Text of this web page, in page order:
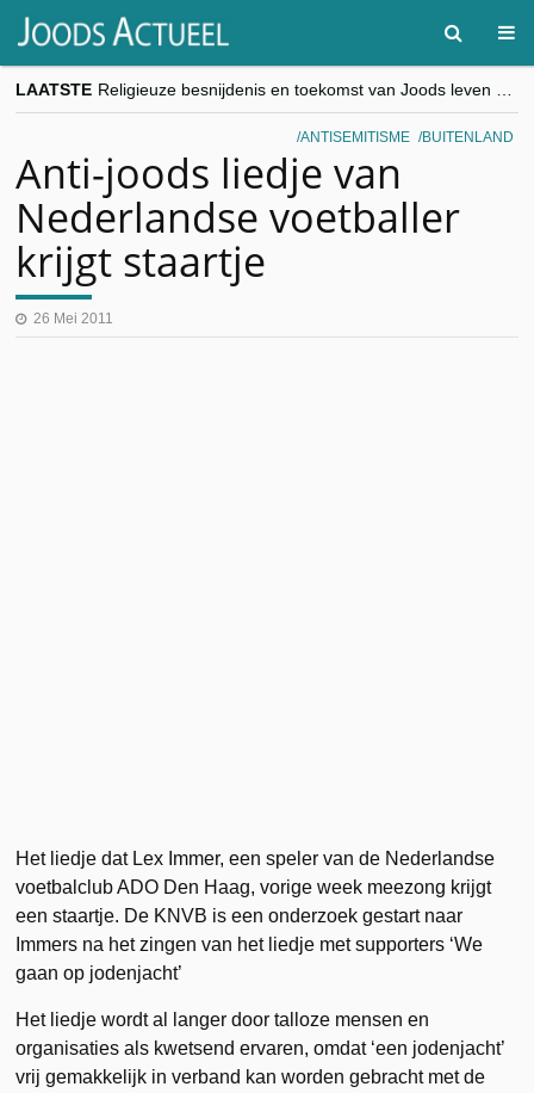
LAATSTE
“Besnijdenisdebat toont hoe moeilijk seculiere Westen minderheden begrijpt”, Jinnih Beels (Vooruit)
CITYTRIP | ROEMENIË – Boekarest: de verrassing van Oost-Europa
ANTISEMITISME BUITENLAND
Anti-joods liedje van
Nederlandse voetballer
krijgt staartje
26 Mei 2011
Het liedje dat Lex Immer, een speler van de Nederlandse
voetbalclub ADO Den Haag, vorige week meezong krijgt
een staartje. De KNVB is een onderzoek gestart naar
Immers na het zingen van het liedje met supporters ‘We
gaan op jodenjacht’
Het liedje wordt al langer door talloze mensen en
organisaties als kwetsend ervaren, omdat ‘een jodenjacht’
vrij gemakkelijk in verband kan worden gebracht met de